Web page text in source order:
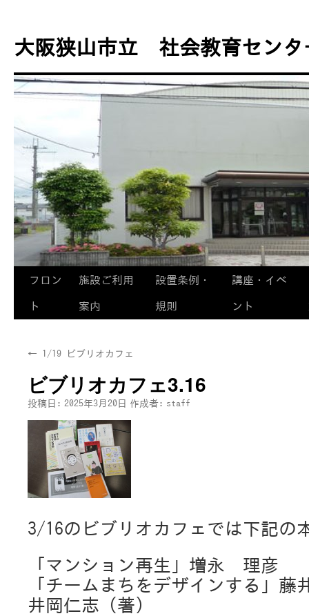
テ
ン
へ
ス
プ
大阪狭山市立 社会教育センタ
フロン
ト
施設ご利用
案内
設置条例・
規則
講座・イベ
ント
← 1/19 ビブリオカフェ
ビブリオカフェ3.16
投稿日: 2025年3月20日 作成者: staff
3/16のビブリオカフェでは下記の
「マンション再生」増永 理彦
「チームまちをデザインする」藤
井岡仁志 (著)